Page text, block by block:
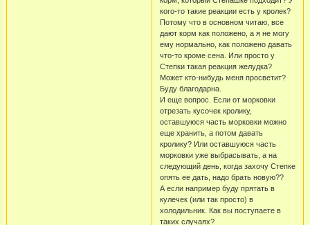
кого-то такие реакции есть у кролек?
Потому что в основном читаю, все
дают корм как положено, а я не могу
ему нормально, как положено давать
что-то кроме сена. Или просто у
Степки такая реакция желудка?
Может кто-нибудь меня просветит?
Буду благодарна.
И еще вопрос. Если от морковки
отрезать кусочек кролику,
оставшуюся часть морковки можно
еще хранить, а потом давать
кролику? Или оставшуюся часть
морковки уже выбрасывать, а на
следующий день, когда захочу Степке
опять ее дать, надо брать новую??
А если например буду прятать в
кулечек (или так просто) в
холодильник. Как вы поступаете в
таких случаях?